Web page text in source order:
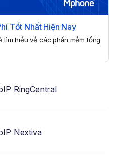
Tốt Nhất Hiện Nay
tìm hiểu về các phần mềm tổng
RingCentral
Nextiva